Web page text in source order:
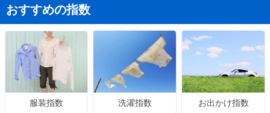
おすすめの指数
服装指数 洗濯指数 お出かけ指数